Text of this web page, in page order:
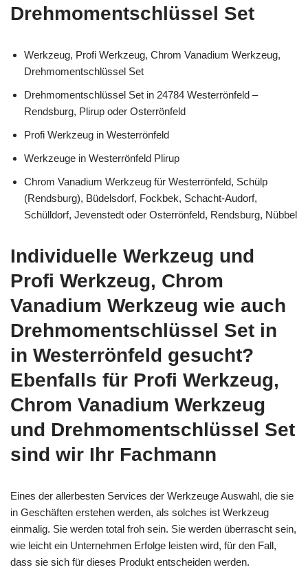
Drehmomentschlüssel Set
Werkzeug, Profi Werkzeug, Chrom Vanadium Werkzeug,
Drehmomentschlüssel Set
Drehmomentschlüssel Set in 24784 Westerrönfeld –
Rendsburg, Plirup oder Osterrönfeld
Profi Werkzeug in Westerrönfeld
Werkzeuge in Westerrönfeld Plirup
Chrom Vanadium Werkzeug für Westerrönfeld, Schülp
(Rendsburg), Büdelsdorf, Fockbek, Schacht-Audorf,
Schülldorf, Jevenstedt oder Osterrönfeld, Rendsburg, Nübbel
Individuelle Werkzeug und
Profi Werkzeug, Chrom
Vanadium Werkzeug wie auch
Drehmomentschlüssel Set in
in Westerrönfeld gesucht?
Ebenfalls für Profi Werkzeug,
Chrom Vanadium Werkzeug
und Drehmomentschlüssel Set
sind wir Ihr Fachmann
Eines der allerbesten Services der Werkzeuge Auswahl, die sie
in Geschäften erstehen werden, als solches ist Werkzeug
einmalig. Sie werden total froh sein. Sie werden überrascht sein,
wie leicht ein Unternehmen Erfolge leisten wird, für den Fall,
dass sie sich für dieses Produkt entscheiden werden.